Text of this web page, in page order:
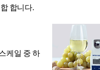
합니다.
케일 중 하